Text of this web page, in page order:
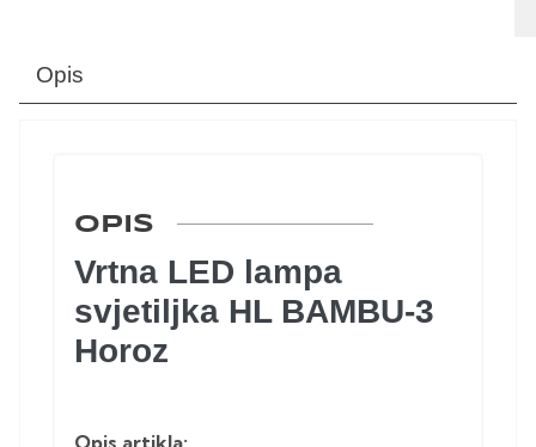
Opis
OPIS
Vrtna LED lampa
svjetiljka HL BAMBU-3
Horoz
Opis artikla: